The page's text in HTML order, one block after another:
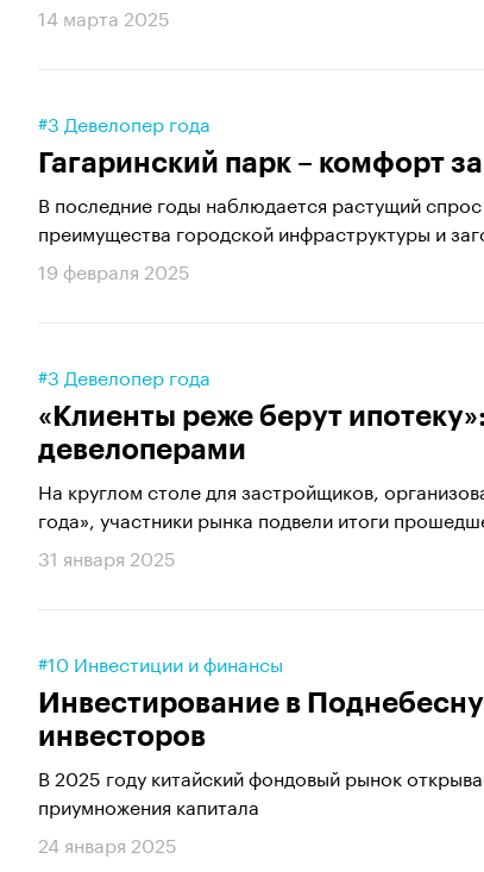
14 марта 2025
#3 Девелопер года
Гагаринский парк – комфорт
В последние годы наблюдается растущий
преимущества городской инфраструктуры и
19 февраля 2025
#3 Девелопер года
«Клиенты реже берут
девелоперами
На круглом столе для застройщиков,
года», участники рынка подвели итоги
31 января 2025
#10 Инвестиции и финансы
Инвестирование в
инвесторов
В 2025 году китайский фондовый рынок
приумножения капитала
24 января 2025